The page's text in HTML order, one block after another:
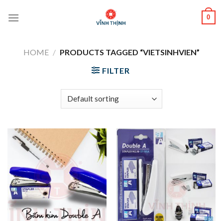
0
HOME / PRODUCTS TAGGED “VIETSINHVIEN”
FILTER